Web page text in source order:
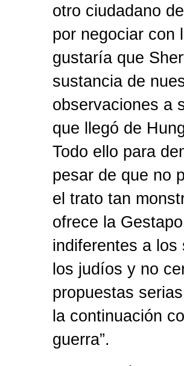
otro ciudadano
por negociar con
gustaría que
sustancia de
observaciones a
que llegó de
Todo ello para
pesar de que no
el trato tan
ofrece la
indiferentes a los
los judíos y no
propuestas
la continuación
guerra”.